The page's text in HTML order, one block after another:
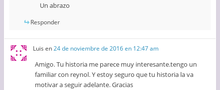
Un abrazo
Responder
Luis en24 de noviembre de 2016 en 12:47 am
Amigo. Tu historia me parece muy interesante.tengo un
familiar con reynol. Y estoy seguro que tu historia la va
motivar a seguir adelante. Gracias